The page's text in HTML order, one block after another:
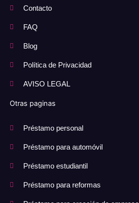
Contacto
FAQ
Blog
Política de Privacidad
AVISO LEGAL
Otras paginas
Préstamo personal
Préstamo para automóvil
Préstamo estudiantil
Préstamo para reformas